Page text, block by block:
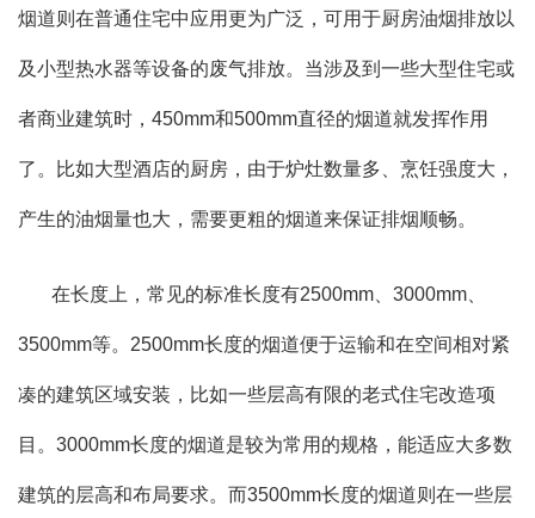
烟道则在普通住宅中应用更为广泛，可用于厨房油烟排放以
及小型热水器等设备的废气排放。当涉及到一些大型住宅或
者商业建筑时，450mm和500mm直径的烟道就发挥作用
了。比如大型酒店的厨房，由于炉灶数量多、烹饪强度大，
产生的油烟量也大，需要更粗的烟道来保证排烟顺畅。
在长度上，常见的标准长度有2500mm、3000mm、
3500mm等。2500mm长度的烟道便于运输和在空间相对紧
凑的建筑区域安装，比如一些层高有限的老式住宅改造项
目。3000mm长度的烟道是较为常用的规格，能适应大多数
建筑的层高和布局要求。而3500mm长度的烟道则在一些层